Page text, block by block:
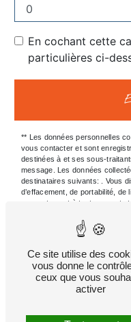
En cochant cette
particulières ci-
** Les données personnelles
vous contacter et sont
destinées à et ses sous-
message. Les données
destinataires suivants: . Vous
d’effacement, de portabilité, de
consentement à tout moment
d’une autorité de contrôle,
post-mortem. Vous pouvez
ou par courrier électronique à
être demandé. Nous
de contact puis pendant la
et de gestion des contentieux.
d'opposition au démarchage
. Consultez le
Ce site utilise des
vous donne le
ceux que vous
activer